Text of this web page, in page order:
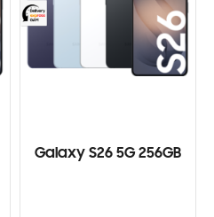
Galaxy S26 5G 256GB